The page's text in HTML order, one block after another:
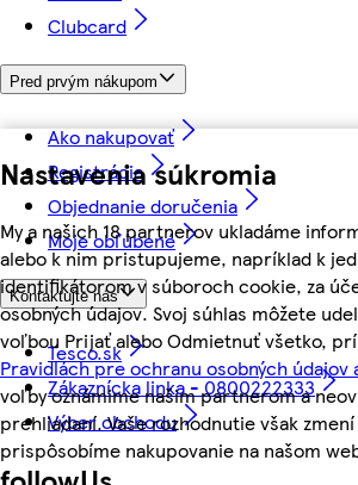
Nastavenia súkromia
My a našich 18 partnerov ukladáme
alebo k nim pristupujeme, napríklad k
identifikátorom v súboroch cookie, za
osobných údajov. Svoj súhlas môžete
voľbou Prijať alebo Odmietnuť všetko,
Pravidlách pre ochranu osobných údajov
voľby oznámime našim partnerom a
prehliadaní. Vaše rozhodnutie však
prispôsobíme nakupovanie na našom
Clubcard
Pred prvým nákupom
Ako nakupovať
Registrácia
Objednanie doručenia
Moje obľúbené
Kontaktujte nás
Tesco.sk
Zákaznícka linka - 0800222333
Výber obchodu